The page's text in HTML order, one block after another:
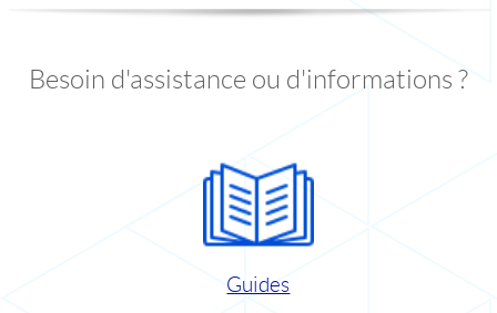
Besoin d'assistance ou d'informations ?
Guides